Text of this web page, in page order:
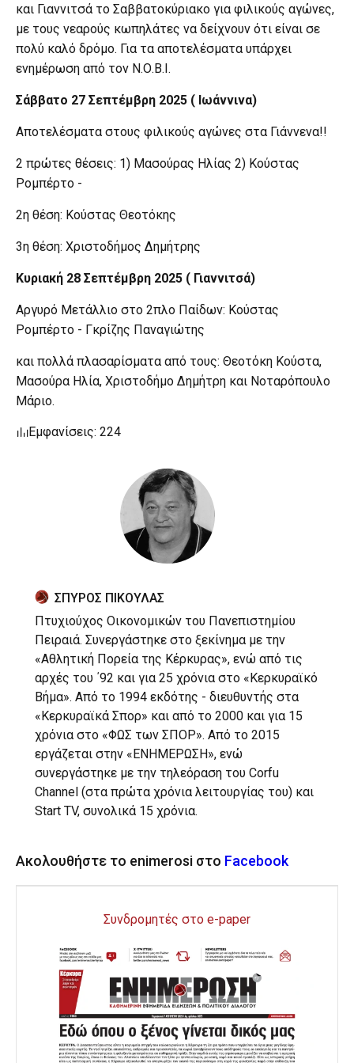
και Γιαννιτσά το Σαββατοκύριακο για φιλικούς αγώνες,
με τους νεαρούς κωπηλάτες να δείχνουν ότι είναι σε
πολύ καλό δρόμο. Για τα αποτελέσματα υπάρχει
ενημέρωση από τον Ν.Ο.Β.Ι.
Σάββατο 27 Σεπτέμβρη 2025 ( Ιωάννινα)
Αποτελέσματα στους φιλικούς αγώνες στα Γιάννενα!!
2 πρώτες θέσεις: 1) Μασούρας Ηλίας 2) Κούστας
Ρομπέρτο -
2η θέση: Κούστας Θεοτόκης
3η θέση: Χριστοδήμος Δημήτρης
Κυριακή 28 Σεπτέμβρη 2025 ( Γιαννιτσά)
Αργυρό Μετάλλιο στο 2πλο Παίδων: Κούστας
Ρομπέρτο - Γκρίζης Παναγιώτης
και πολλά πλασαρίσματα από τους: Θεοτόκη Κούστα,
Μασούρα Ηλία, Χριστοδήμο Δημήτρη και Νοταρόπουλο
Μάριο.
Εμφανίσεις: 224
ΣΠΥΡΟΣ ΠΙΚΟΥΛΑΣ
Πτυχιούχος Οικονομικών του Πανεπιστημίου
Πειραιά. Συνεργάστηκε στο ξεκίνημα με την
«Αθλητική Πορεία της Κέρκυρας», ενώ από τις
αρχές του ΄92 και για 25 χρόνια στο «Κερκυραϊκό
Βήμα». Από το 1994 εκδότης - διευθυντής στα
«Κερκυραϊκά Σπορ» και από το 2000 και για 15
χρόνια στο «ΦΩΣ των ΣΠΟΡ». Από το 2015
εργάζεται στην «ΕΝΗΜΕΡΩΣΗ», ενώ
συνεργάστηκε με την τηλεόραση του Corfu
Channel (στα πρώτα χρόνια λειτουργίας του) και
Start TV, συνολικά 15 χρόνια.
Ακολουθήστε το enimerosi στο Facebook
Συνδρομητές στο e-paper